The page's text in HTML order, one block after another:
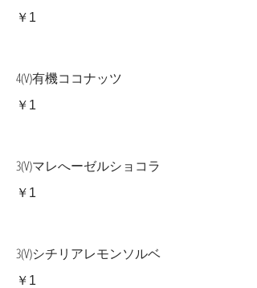
￥1
4(V)有機ココナッツ
￥1
3(V)マレへーゼルショコラ
￥1
3(V)シチリアレモンソルベ
￥1